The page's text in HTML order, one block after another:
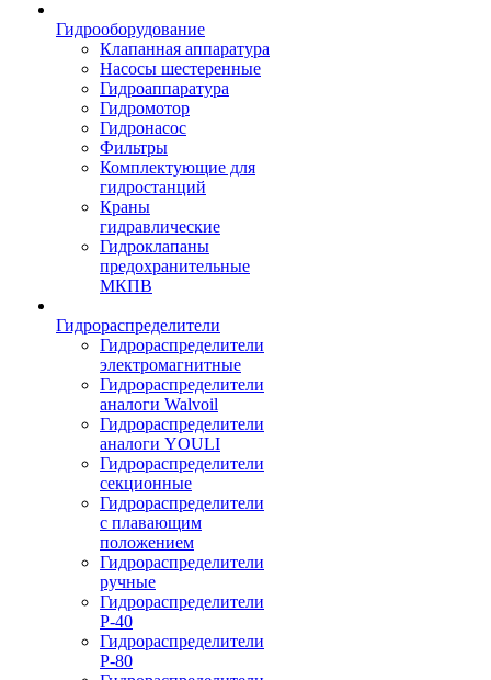
Гидрооборудование
Клапанная аппаратура
Насосы шестеренные
Гидроаппаратура
Гидромотор
Гидронасос
Фильтры
Комплектующие для
гидростанций
Краны
гидравлические
Гидроклапаны
предохранительные
МКПВ
Гидрораспределители
Гидрораспределители
электромагнитные
Гидрораспределители
аналоги Walvoil
Гидрораспределители
аналоги YOULI
Гидрораспределители
секционные
Гидрораспределители
с плавающим
положением
Гидрораспределители
ручные
Гидрораспределители
Р-40
Гидрораспределители
Р-80